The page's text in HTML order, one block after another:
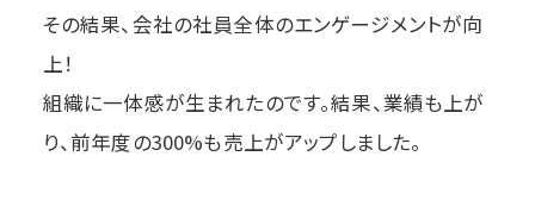
その結果、会社の社員全体のエンゲージメントが向
上！
組織に一体感が生まれたのです。結果、業績も上が
り、前年度の300%も売上がアップしました。